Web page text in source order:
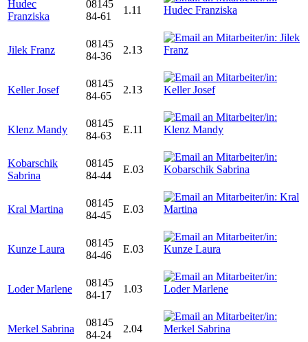
Hudec
Franziska
08145
84-61
1.11
Jilek Franz
08145
84-36
2.13
Keller Josef
08145
84-65
2.13
Klenz Mandy
08145
84-63
E.11
Kobarschik
Sabrina
08145
84-44
E.03
Kral Martina
08145
84-45
E.03
Kunze Laura
08145
84-46
E.03
Loder Marlene
08145
84-17
1.03
Merkel Sabrina
08145
84-24
2.04